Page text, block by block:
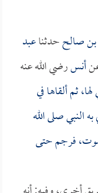
بن صالححدثناعبد
أنسرضي الله عنه
ثم ألقاها في
النبي صلى الله
فرجم حتى